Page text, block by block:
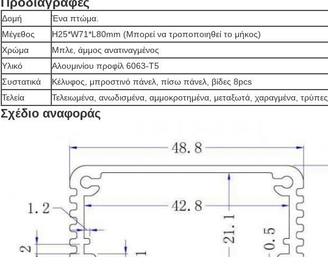
Δομή
Ένα πτώμα.
Μέγεθος
H25*W71*L80mm (Μπορεί να τροποποιηθεί το μήκος)
Χρώμα
Μπλε, άμμος ανατιναγμένος
Υλικό
Αλουμινίου προφίλ 6063-T5
Συστατικά
Κέλυφος, μπροστινό πάνελ, πίσω πάνελ, βίδες 8pcs
Τελεία
Τελειωμένα, ανωδισμένα, αμμοκροτημένα, μεταξωτά, χαραγμένα, τρύπες
Σχέδιο αναφοράς